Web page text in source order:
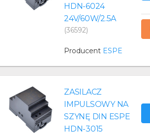
HDN-6024
24V/60W/2.5A
(36592)
Producent ESPE
ZASILACZ
IMPULSOWY NA
SZYNĘ DIN ESPE
HDN-3015